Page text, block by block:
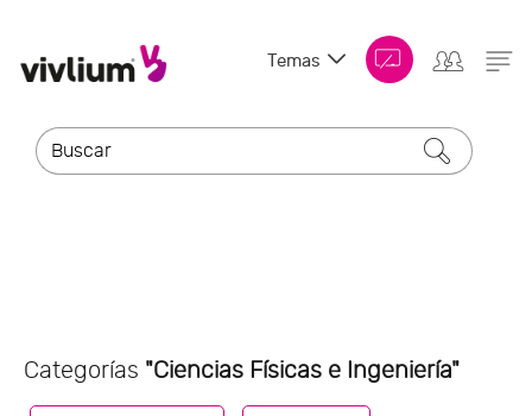
Temas
Categorías "Ciencias Físicas e Ingeniería"